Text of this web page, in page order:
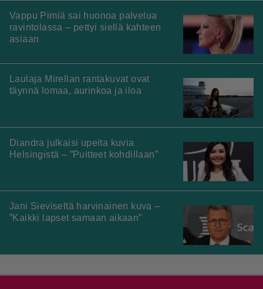
Vappu Pimiä sai huonoa palvelua
ravintolassa – pettyi siellä kahteen
asiaan
Laulaja Mirellan rantakuvat ovat
täynnä lomaa, aurinkoa ja iloa
Diandra julkaisi upeita kuvia
Helsingistä – ”Puitteet kohdillaan”
Jani Sieviseltä harvinainen kuva –
”Kaikki lapset samaan aikaan”